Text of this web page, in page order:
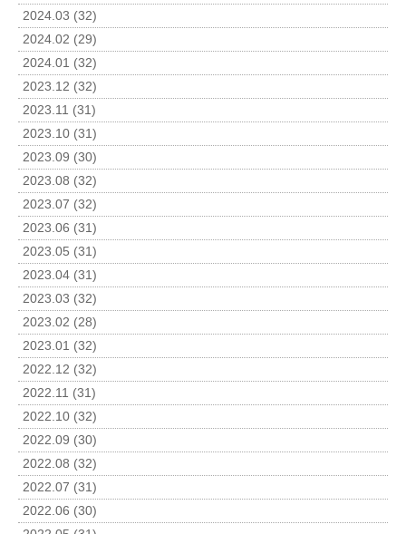
2024.03 (32)
2024.02 (29)
2024.01 (32)
2023.12 (32)
2023.11 (31)
2023.10 (31)
2023.09 (30)
2023.08 (32)
2023.07 (32)
2023.06 (31)
2023.05 (31)
2023.04 (31)
2023.03 (32)
2023.02 (28)
2023.01 (32)
2022.12 (32)
2022.11 (31)
2022.10 (32)
2022.09 (30)
2022.08 (32)
2022.07 (31)
2022.06 (30)